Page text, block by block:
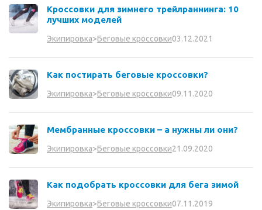
Кроссовки для зимнего трейлраннинга: 10
лучших моделей
Экипировка>Беговые кроссовки03.12.2021
Как постирать беговые кроссовки?
Экипировка>Беговые кроссовки09.11.2020
Мембранные кроссовки – а нужны ли они?
Экипировка>Беговые кроссовки21.09.2020
Как подобрать кроссовки для бега зимой
Экипировка>Беговые кроссовки07.11.2019